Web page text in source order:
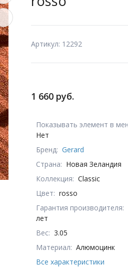
Артикул: 12292
1 660 руб.
Показывать элемент в
Нет
Бренд: Gerard
Страна: Новая Зеландия
Коллекция: Classic
Цвет: rosso
Гарантия производителя:
лет
Вес: 3.05
Материал: Алюмоцинк
Все характеристики